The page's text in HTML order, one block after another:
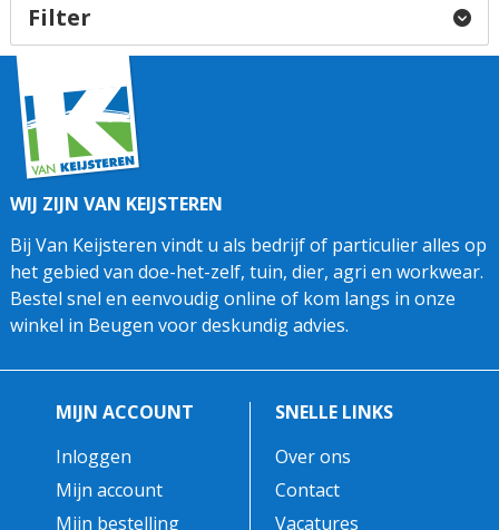
Filter
WIJ ZIJN VAN KEIJSTEREN
Bij Van Keijsteren vindt u als bedrijf of particulier alles op
het gebied van doe-het-zelf, tuin, dier, agri en workwear.
Bestel snel en eenvoudig online of kom langs in onze
winkel in Beugen voor deskundig advies.
MIJN ACCOUNT
Inloggen
Mijn account
Mijn bestelling
SNELLE LINKS
Over ons
Contact
Vacatures